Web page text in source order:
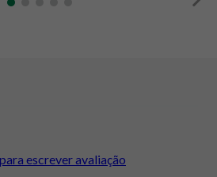
escrever avaliação